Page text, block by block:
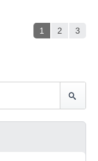
1 2 3